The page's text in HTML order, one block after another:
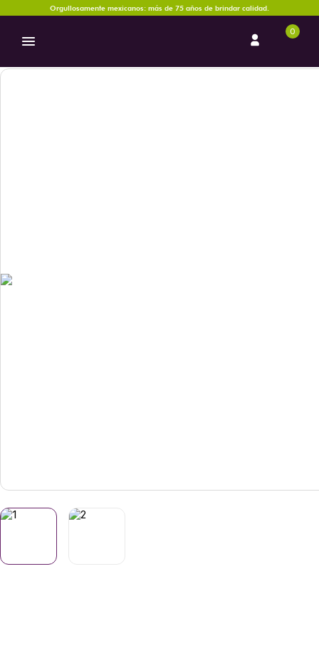
Orgullosamente mexicanos: más de 75 años de brindar calidad.
0